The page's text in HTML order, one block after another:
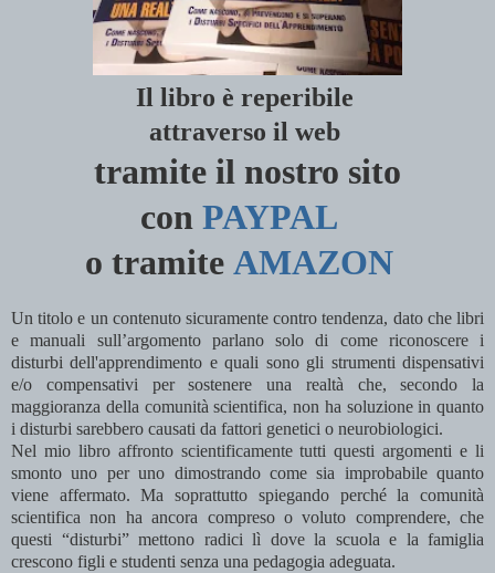
Il libro è reperibile
attraverso il web
tramite il nostro sito
con PAYPAL
o tramite AMAZON
Un titolo e un contenuto sicuramente contro tendenza, dato che libri
e manuali sull’argomento parlano solo di come riconoscere i
disturbi dell'apprendimento e quali sono gli strumenti dispensativi
e/o compensativi per sostenere una realtà che, secondo la
maggioranza della comunità scientifica, non ha soluzione in quanto
i disturbi sarebbero causati da fattori genetici o neurobiologici.
Nel mio libro affronto scientificamente tutti questi argomenti e li
smonto uno per uno dimostrando come sia improbabile quanto
viene affermato. Ma soprattutto spiegando perché la comunità
scientifica non ha ancora compreso o voluto comprendere, che
questi “disturbi” mettono radici lì dove la scuola e la famiglia
crescono figli e studenti senza una pedagogia adeguata.